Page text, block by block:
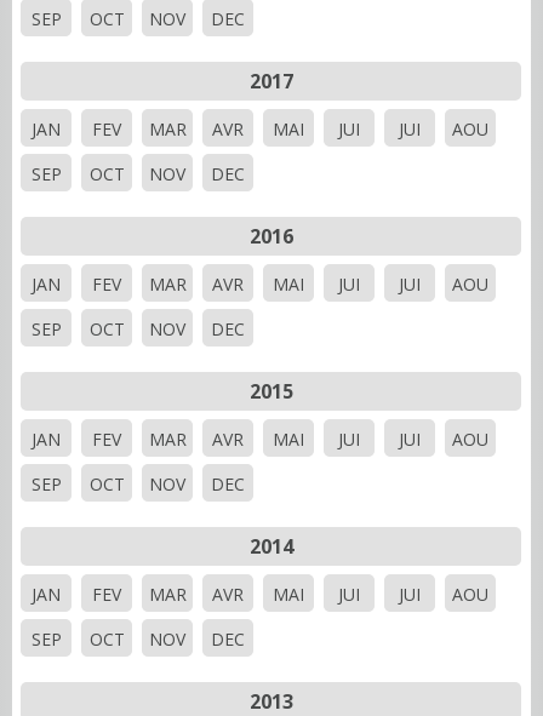
SEP
OCT NOV DEC
2017
JAN FEV MAR AVR MAI JUI JUI
AOU
SEP
OCT NOV DEC
2016
JAN FEV MAR AVR MAI JUI JUI
AOU
SEP
OCT NOV DEC
2015
JAN FEV MAR AVR MAI JUI JUI
AOU
SEP
OCT NOV DEC
2014
JAN FEV MAR AVR MAI JUI JUI
AOU
SEP
OCT NOV DEC
2013